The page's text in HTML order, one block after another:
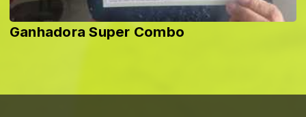
Ganhadora Super Combo